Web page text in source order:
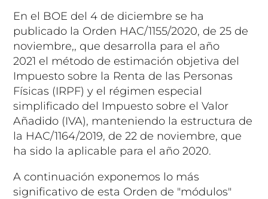
En el BOE del 4 de diciembre se ha
publicado la Orden HAC/1155/2020, de 25 de
noviembre,, que desarrolla para el año
2021 el método de estimación objetiva del
Impuesto sobre la Renta de las Personas
Físicas (IRPF) y el régimen especial
simplificado del Impuesto sobre el Valor
Añadido (IVA), manteniendo la estructura de
la HAC/1164/2019, de 22 de noviembre, que
ha sido la aplicable para el año 2020.
A continuación exponemos lo más
significativo de esta Orden de "módulos"